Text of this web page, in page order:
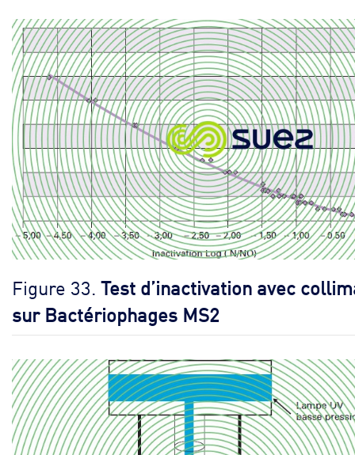
Figure 33. Test d’inactivation avec
sur Bactériophages MS2